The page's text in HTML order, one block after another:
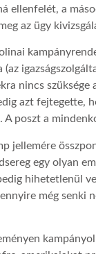
ellenfelét, a
az ügy
nincs szüksége
azt fejtegette,
poszt a
jellemére
egy olyan
hihetetlenül
még senki